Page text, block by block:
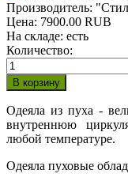
Производитель:
Цена: 7900.00 RUB
На складе: есть
Количество:
Одеяла из пуха -
внутреннюю
любой температуре.
Одеяла пуховые